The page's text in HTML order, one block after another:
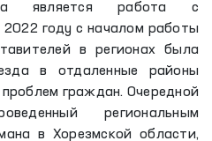
является работа с
году с началом работы
в регионах была
в отдаленные районы
граждан. Очередной
региональным
в Хорезмской области,